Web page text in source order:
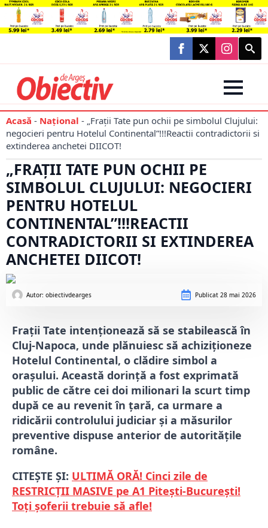
Search
for:
Acasă - Național - „Frații Tate pun ochii pe simbolul Clujului:
negocieri pentru Hotelul Continental”!!!Reactii contradictorii si
extinderea anchetei DIICOT!
„FRAȚII TATE PUN OCHII PE
SIMBOLUL CLUJULUI: NEGOCIERI
PENTRU HOTELUL
CONTINENTAL”!!!REACTII
CONTRADICTORII SI EXTINDEREA
ANCHETEI DIICOT!
Autor: obiectivdearges Publicat 28 mai 2026
Frații Tate intenționează să se stabilească în
Cluj-Napoca, unde plănuiesc să achiziționeze
Hotelul Continental, o clădire simbol a
orașului. Această dorință a fost exprimată
public de către cei doi milionari la scurt timp
după ce au revenit în țară, ca urmare a
ridicării controlului judiciar și a măsurilor
preventive dispuse anterior de autoritățile
române.
CITEȘTE ȘI: ULTIMĂ ORĂ! Cinci zile de
RESTRICȚII MASIVE pe A1 Pitești-București!
Toți șoferii trebuie să afle!